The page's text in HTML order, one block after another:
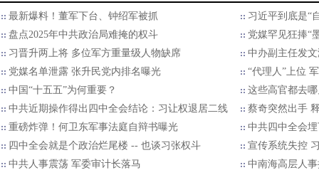
最新爆料！董军下台、钟绍军被抓
习近平到底是“
盘点2025年中共政治局难掩的权斗
党媒罕见狂捧“
习晋升两上将 多位军方重量级人物缺席
中办副主任发
党媒名单泄露 张升民党内排名曝光
“代理人”上位
中国“十五五”为何重要？
这些高官都去
中共近期操作得出四中全会结论：习让权退居二线
蔡奇突然出手
重磅炸弹！何卫东军事法庭自辩书曝光
中共四中全会
四中全会就是个政治烂尾楼 -- 也谈习张权斗
宣传系统失控
中共人事震荡 军委审计长落马
中南海高层人